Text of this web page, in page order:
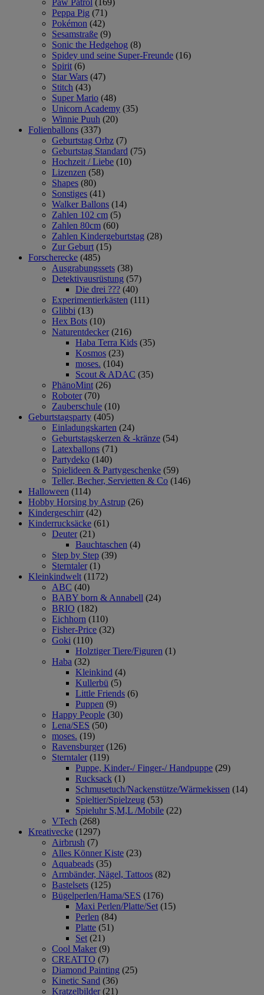
Peppa Pig (71)
Pokémon (42)
Sesamstraße (9)
Sonic the Hedgehog (8)
Spidey und seine Super-Freunde (16)
Spirit (6)
Star Wars (47)
Stitch (43)
Super Mario (48)
Unicorn Academy (35)
Winnie Puuh (20)
Folienballons (337)
Geburtstag Orbz (7)
Geburtstag Standard (75)
Hochzeit / Liebe (10)
Lizenzen (58)
Shapes (80)
Sonstiges (41)
Walker Ballons (14)
Zahlen 102 cm (5)
Zahlen 80cm (60)
Zahlen Kindergeburtstag (28)
Zur Geburt (15)
Forscherecke (485)
Ausgrabungssets (38)
Detektivausrüstung (57)
Die drei ??? (40)
Experimentierkästen (111)
Glibbi (13)
Hex Bots (10)
Naturentdecker (216)
Haba Terra Kids (35)
Kosmos (23)
moses. (104)
Scout & ADAC (35)
PhänoMint (26)
Roboter (70)
Zauberschule (10)
Geburtstagsparty (405)
Einladungskarten (24)
Geburtstagskerzen & -kränze (54)
Latexballons (71)
Partydeko (140)
Spielideen & Partygeschenke (59)
Teller, Becher, Servietten & Co (146)
Halloween (114)
Hobby Horsing by Astrup (26)
Kindergeschirr (42)
Kinderrucksäcke (61)
Deuter (21)
Bauchtaschen (4)
Step by Step (39)
Sterntaler (1)
Kleinkindwelt (1172)
ABC (40)
BABY born & Annabell (24)
BRIO (182)
Eichhorn (110)
Fisher-Price (32)
Goki (110)
Holztiger Tiere/Figuren (1)
Haba (32)
Kleinkind (4)
Kullerbü (5)
Little Friends (6)
Puppen (9)
Happy People (30)
Lena/SES (50)
moses. (19)
Ravensburger (126)
Sterntaler (119)
Puppe, Kinder-/ Finger-/ Handpuppe (29)
Rucksack (1)
Schmusetuch/Nackenstütze/Wärmekissen (14)
Spieltier/Spielzeug (53)
Spieluhr S,M,L /Mobile (22)
VTech (268)
Kreativecke (1297)
Airbrush (7)
Alles Könner Kiste (23)
Aquabeads (35)
Armbänder, Nägel, Tattoos (82)
Bastelsets (125)
Bügelperlen/Hama/SES (176)
Maxi Perlen/Platte/Set (15)
Perlen (84)
Platte (51)
Set (21)
Cool Maker (9)
CREATTO (7)
Diamond Painting (25)
Kinetic Sand (36)
Kratzelbilder (21)